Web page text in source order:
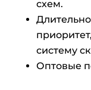
схем.
систему
Оптовые